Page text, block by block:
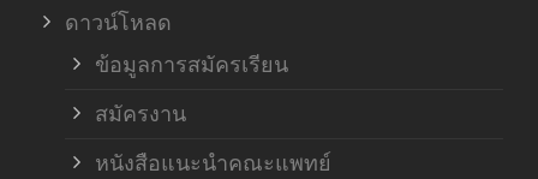
ดาวน์โหลด
ข้อมูลการสมัครเรียน
สมัครงาน
หนังสือแนะนำคณะแพทย์